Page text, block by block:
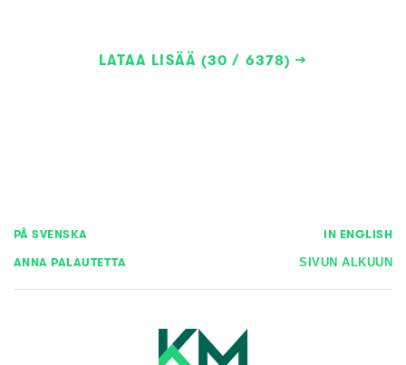
LATAA LISÄÄ (30 / 6378)
PÅ SVENSKA IN ENGLISH
ANNA PALAUTETTA SIVUN ALKUUN